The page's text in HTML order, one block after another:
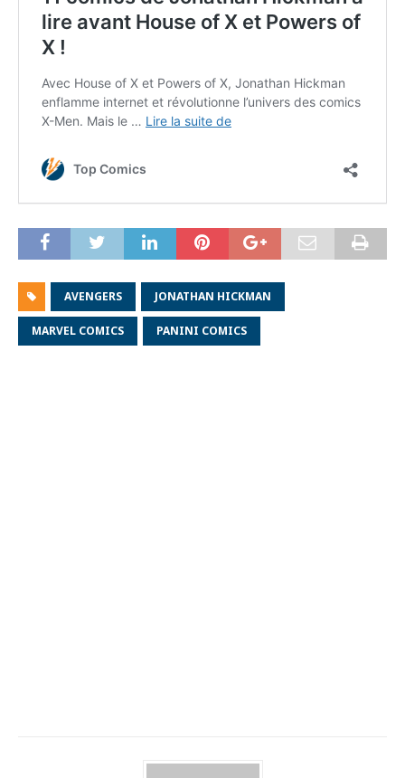
AVENGERS JONATHAN HICKMAN
MARVEL COMICS PANINI COMICS